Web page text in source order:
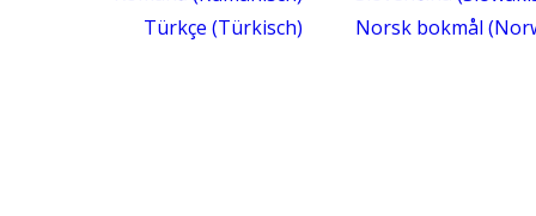
Türkçe (Türkisch) Norsk bokmål (